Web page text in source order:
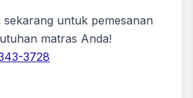
sekarang untuk pemesanan
matras Anda!
3728